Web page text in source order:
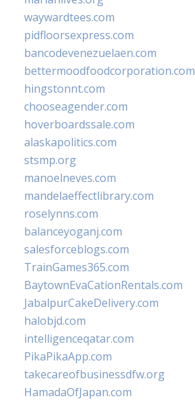
waywardtees.com
pidfloorsexpress.com
bancodevenezuelaen.com
bettermoodfoodcorporation.com
hingstonnt.com
chooseagender.com
hoverboardssale.com
alaskapolitics.com
stsmp.org
manoelneves.com
mandelaeffectlibrary.com
roselynns.com
balanceyoganj.com
salesforceblogs.com
TrainGames365.com
BaytownEvaCationRentals.com
JabalpurCakeDelivery.com
halobjd.com
intelligenceqatar.com
PikaPikaApp.com
takecareofbusinessdfw.org
HamadaOfJapan.com